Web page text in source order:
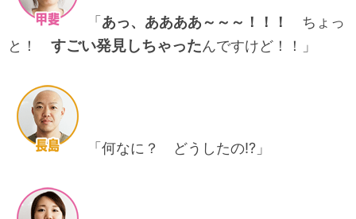
「 あっ、ああああ～～～！！！ ちょっ
と！ すごい発見しちゃったんですけど！！」
「何なに？ どうしたの!?」